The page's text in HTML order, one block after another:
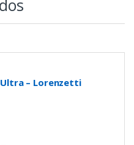
Ultra – Lorenzetti